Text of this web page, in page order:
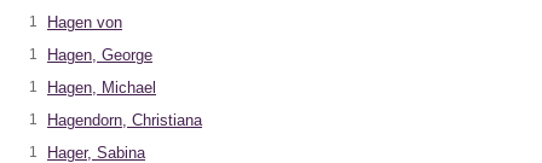
1 Hagen von
1 Hagen, George
1 Hagen, Michael
1 Hagendorn, Christiana
1 Hager, Sabina